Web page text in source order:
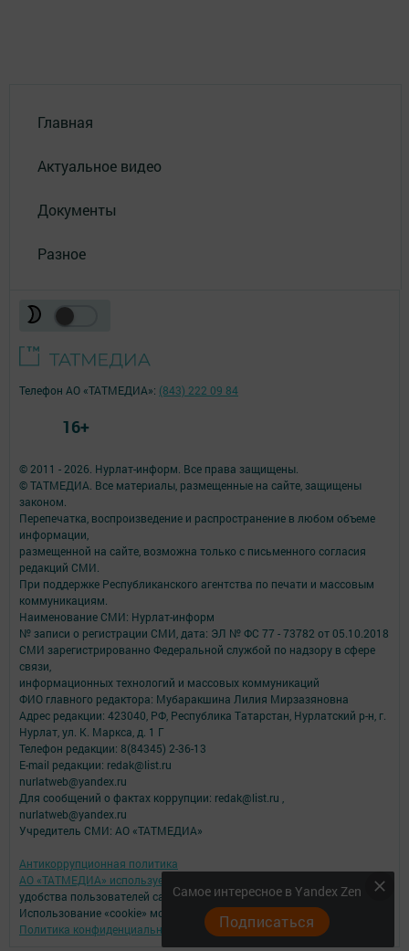
Главная
Актуальное видео
Документы
Разное
Самое интересное в Yandex Zen
Подписаться
© 2011 - 2026. Нурлат-⁠информ. Все права защищены.
© ТАТМЕДИА. Все материалы, размещенные на сайте, защищены
законом.
Перепечатка, воспроизведение и распространение в любом объеме
информации,
размещенной на сайте, возможна только с письменного согласия
редакций СМИ.
При поддержке Республиканского агентства по печати и массовым
коммуникациям.
Наименование СМИ: Нурлат-⁠информ
№ записи о регистрации СМИ, дата: ЭЛ № ФС 77 -⁠ 73782 от 05.10.2018
СМИ зарегистрированно Федеральной службой по надзору в сфере
связи,
информационных технологий и массовых коммуникаций
ФИО главного редактора: Мубаракшина Лилия Мирзазяновна
Адрес редакции: 423040, РФ, Республика Татарстан, Нурлатский р-н, г.
Нурлат, ул. К. Маркса, д. 1 Г
Телефон редакции: 8(84345) 2-36-13
E-mail редакции: redak@list.ru
nurlatweb@yandex.ru
Для сообщений о фактах коррупции: redak@list.ru ,
nurlatweb@yandex.ru
Учредитель СМИ: АО «ТАТМЕДИА»
Антикоррупционная политика
АО «ТАТМЕДИА» использует «cookie»
для персонализации сервисов и
удобства пользователей сайтом.
Использование «cookie» можно отменить в настройках браузера.
Политика конфиденциальности
Телефон АО «ТАТМЕДИА»: (843) 222 09 84
16+